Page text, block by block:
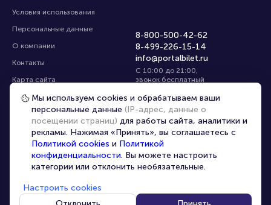
Условия использования
Персональные данные
О компании
Контакты
Карта сайта
Управление cookies
8-800-500-42-62
8-499-226-15-14
info@portalbilet.ru
С 10:00 до 21:00,
звонок бесплатный
Все площадки
Главная Иркутск
© 2020 - 2026 portalbilet.ru Все права защищены
Мы используем cookies и обрабатываем ваши
персональные данные (IP-адрес, данные о
посещении страниц) для работы сайта, аналитики и
рекламы. Нажимая «Принять», вы соглашаетесь с
Политикой cookies и Политикой
конфиденциальности. Вы можете настроить
категории или отклонить необязательные.
Настроить cookies